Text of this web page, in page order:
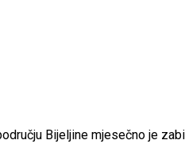
Bijeljine mjesečno je